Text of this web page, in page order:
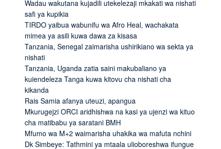
Wadau wakutana kujadili utekelezaji mkakati wa nishati
safi ya kupikia
TIRDO yaibua wabunifu wa Afro Heal, wachakata
mimea ya asili kuwa dawa za kisasa
Tanzania, Senegal zaimarisha ushirikiano wa sekta ya
nishati
Tanzania, Uganda zatia saini makubaliano ya
kuiendeleza Tanga kuwa kitovu cha nishati cha
kikanda
Rais Samia afanya uteuzi, apangua
Mkurugejzi ORCI aridhishwa na kasi ya ujenzi wa kituo
cha matibabu ya saratani BMH
Mfumo wa M+2 waimarisha uhakika wa mafuta nchini
Dk Simbeye: Tathmini ya mtaala ulioboreshwa ifungue